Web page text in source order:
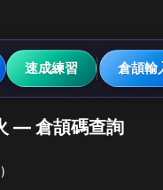
速成練習 倉頡輸
— 倉頡碼查詢